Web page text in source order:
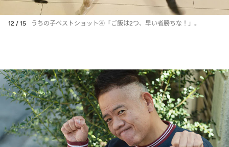
12 / 15 うちの子ベストショット④「ご飯は2つ、早い者勝ちな！」。